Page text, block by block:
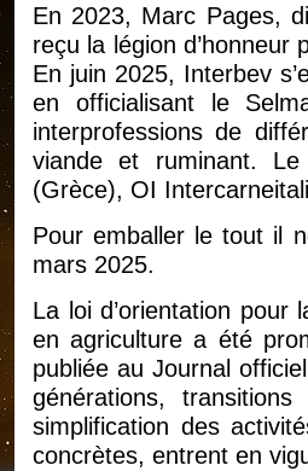
En 2023, Marc Pages,
reçu la légion d’honneur
En juin 2025, Interbev
en officialisant le
interprofessions de
viande et ruminant. Le
(Grèce), OI
Pour emballer le tout il
mars 2025.
La loi d’orientation pour
en agriculture a été
publiée au Journal
générations,
simplification des
concrètes, entrent en